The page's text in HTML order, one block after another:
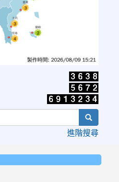
C/W/OBS_UVI.html
search
進階搜尋